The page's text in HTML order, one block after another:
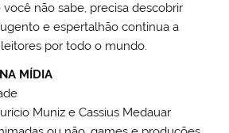
não sabe, precisa descobrir
e espertalhão continua a
por todo o mundo.
MÍDIA
Muniz e Cassius Medauar